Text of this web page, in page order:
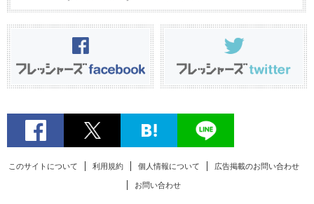
このサイトについて 利用規約 個人情報について 広告掲載のお問い合わせ
お問い合わせ